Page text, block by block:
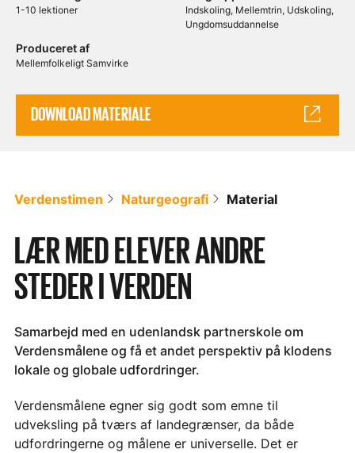
DOWNLOAD MATERIALE
1-10 lektioner Indskoling Mellemtrin Udskoling
Ungdomsuddannelse
Produceret af
Mellemfolkeligt Samvirke
Verdenstimen Naturgeografi Material
LÆR MED ELEVER ANDRE
STEDER I VERDEN
Samarbejd med en udenlandsk partnerskole om
Verdensmålene og få et andet perspektiv på klodens
lokale og globale udfordringer.
Verdensmålene egner sig godt som emne til
udveksling på tværs af landegrænser, da både
udfordringerne og målene er universelle. Det er